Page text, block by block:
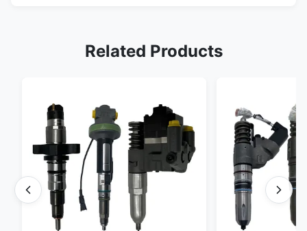
Related Products